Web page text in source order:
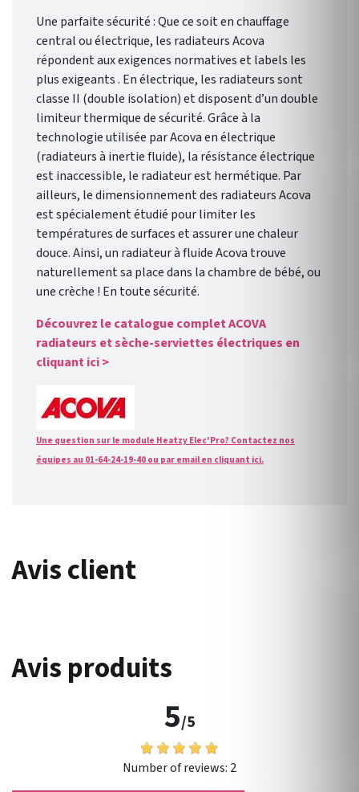
Une parfaite sécurité : Que ce soit en chauffage
central ou électrique, les radiateurs Acova
répondent aux exigences normatives et labels les
plus exigeants . En électrique, les radiateurs sont
classe II (double isolation) et disposent d’un double
limiteur thermique de sécurité. Grâce à la
technologie utilisée par Acova en électrique
(radiateurs à inertie fluide), la résistance électrique
est inaccessible, le radiateur est hermétique. Par
ailleurs, le dimensionnement des radiateurs Acova
est spécialement étudié pour limiter les
températures de surfaces et assurer une chaleur
douce. Ainsi, un radiateur à fluide Acova trouve
naturellement sa place dans la chambre de bébé, ou
une crèche ! En toute sécurité.
Découvrez le catalogue complet ACOVA
radiateurs et sèche-serviettes électriques en
cliquant ici >
Une question sur le module Heatzy Elec'Pro? Contactez nos
équipes au 01-64-24-19-40 ou par email en cliquant ici.
Avis client
Avis produits
5/5
Number of reviews: 2